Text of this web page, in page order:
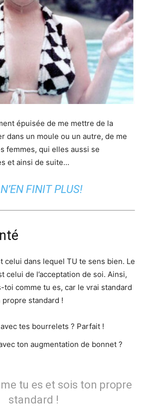
épuisée de me mettre de la
dans un moule ou un autre, de me
femmes, qui elles aussi se
et ainsi de suite…
FINIT PLUS!
celui dans lequel TU te sens bien. Le
celui de l’acceptation de soi. Ainsi,
comme tu es, car le vrai standard
propre standard !
tes bourrelets ? Parfait !
ton augmentation de bonnet ?
tu es et sois ton propre
standard !